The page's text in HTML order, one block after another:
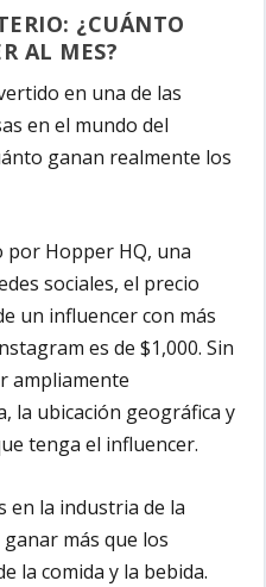
¿CUÁNTO
AL MES?
en una de las
en el mundo del
ganan realmente los
por Hopper HQ, una
sociales, el precio
un influencer con más
es de $1,000. Sin
ampliamente
la ubicación geográfica y
tenga el influencer.
en la industria de la
más que los
la comida y la bebida.